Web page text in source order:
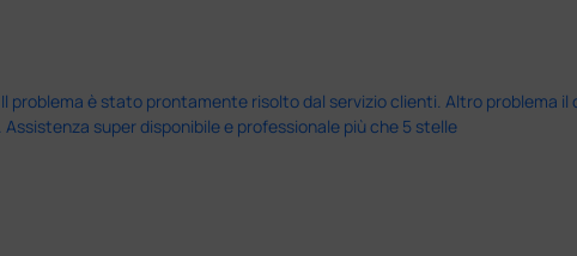
è stato prontamente risolto dal servizio clienti. Altro problema il
super disponibile e professionale più che 5 stelle